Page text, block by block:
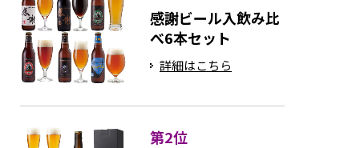
感謝ビール入飲み比
べ6本セット
詳細はこちら
第2位